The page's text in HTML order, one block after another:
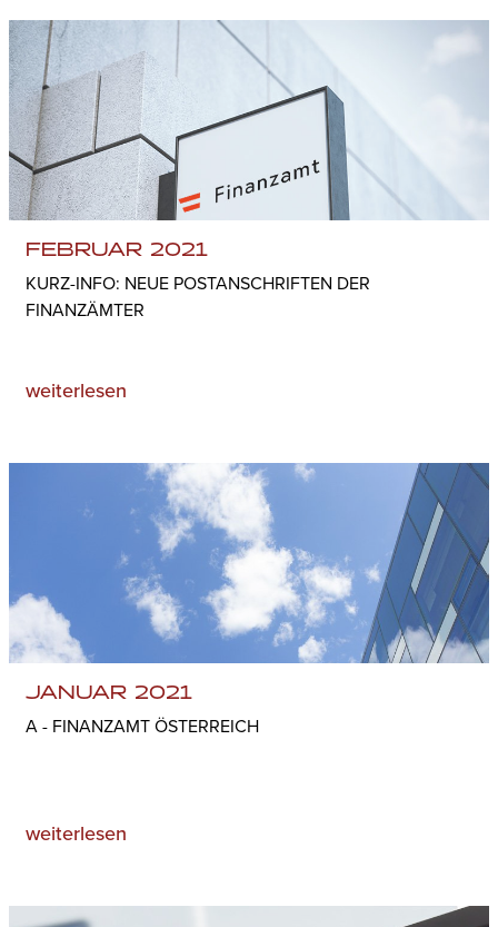
FEBRUAR 2021
KURZ-INFO: NEUE POSTANSCHRIFTEN DER
FINANZÄMTER
weiterlesen
JANUAR 2021
A - FINANZAMT ÖSTERREICH
weiterlesen